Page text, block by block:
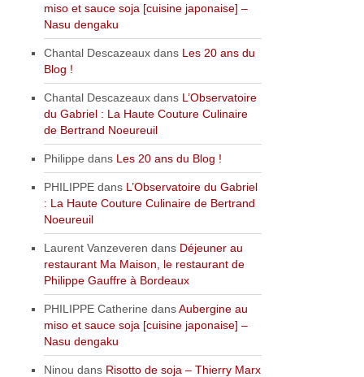
miso et sauce soja [cuisine japonaise] –
Nasu dengaku
Chantal Descazeaux dans Les 20 ans du
Blog !
Chantal Descazeaux dans L’Observatoire
du Gabriel : La Haute Couture Culinaire
de Bertrand Noeureuil
Philippe dans Les 20 ans du Blog !
PHILIPPE dans L’Observatoire du Gabriel
: La Haute Couture Culinaire de Bertrand
Noeureuil
Laurent Vanzeveren dans Déjeuner au
restaurant Ma Maison, le restaurant de
Philippe Gauffre à Bordeaux
PHILIPPE Catherine dansAubergine au
miso et sauce soja [cuisine japonaise] –
Nasu dengaku
Ninou dans Risotto de soja – Thierry Marx